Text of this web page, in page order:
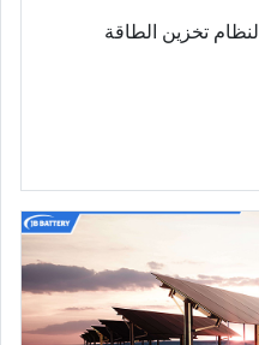
أفضل بطاريات ليثيوم LifePo4 لنظام تخزين الطاقة